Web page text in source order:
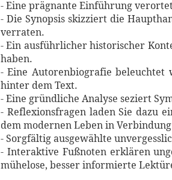
- Eine prägnante Einführung
- Die Synopsis skizziert die
verraten.
- Ein ausführlicher historischer
haben.
- Eine Autorenbiografie
hinter dem Text.
- Eine gründliche Analyse seziert
- Reflexionsfragen laden Sie dazu
dem modernen Leben in
- Sorgfältig ausgewählte
- Interaktive Fußnoten erklären
mühelose, besser informierte